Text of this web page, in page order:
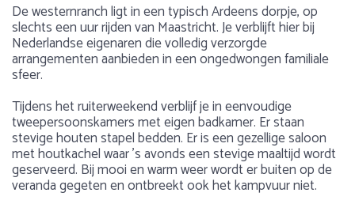
De westernranch ligt in een typisch Ardeens dorpje, op
slechts een uur rijden van Maastricht. Je verblijft hier bij
Nederlandse eigenaren die volledig verzorgde
arrangementen aanbieden in een ongedwongen familiale
sfeer.
Tijdens het ruiterweekend verblijf je in eenvoudige
tweepersoonskamers met eigen badkamer. Er staan
stevige houten stapel bedden. Er is een gezellige saloon
met houtkachel waar ’s avonds een stevige maaltijd wordt
geserveerd. Bij mooi en warm weer wordt er buiten op de
veranda gegeten en ontbreekt ook het kampvuur niet.